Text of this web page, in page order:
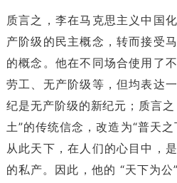
质言之，李在马克思主义中国
产阶级的民主概念，转而接受
的概念。他在不同场合使用了
劳工、无产阶级等，但均表达
纪是无产阶级的新纪元；质言
土”的传统信念，改造为“普天之
从此天下，在人们的心目中，
的私产。因此，他的 “天下为